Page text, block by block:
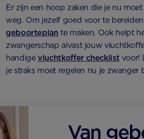
Er zijn een hoop zaken die je nu moet
weg. Om jezelf goed voor te
geboorteplan te maken. Ook helpt
zwangerschap alvast jouw
handigevluchtkoffer checklist voor!
je straks moet regelen nu je zwanger
Van